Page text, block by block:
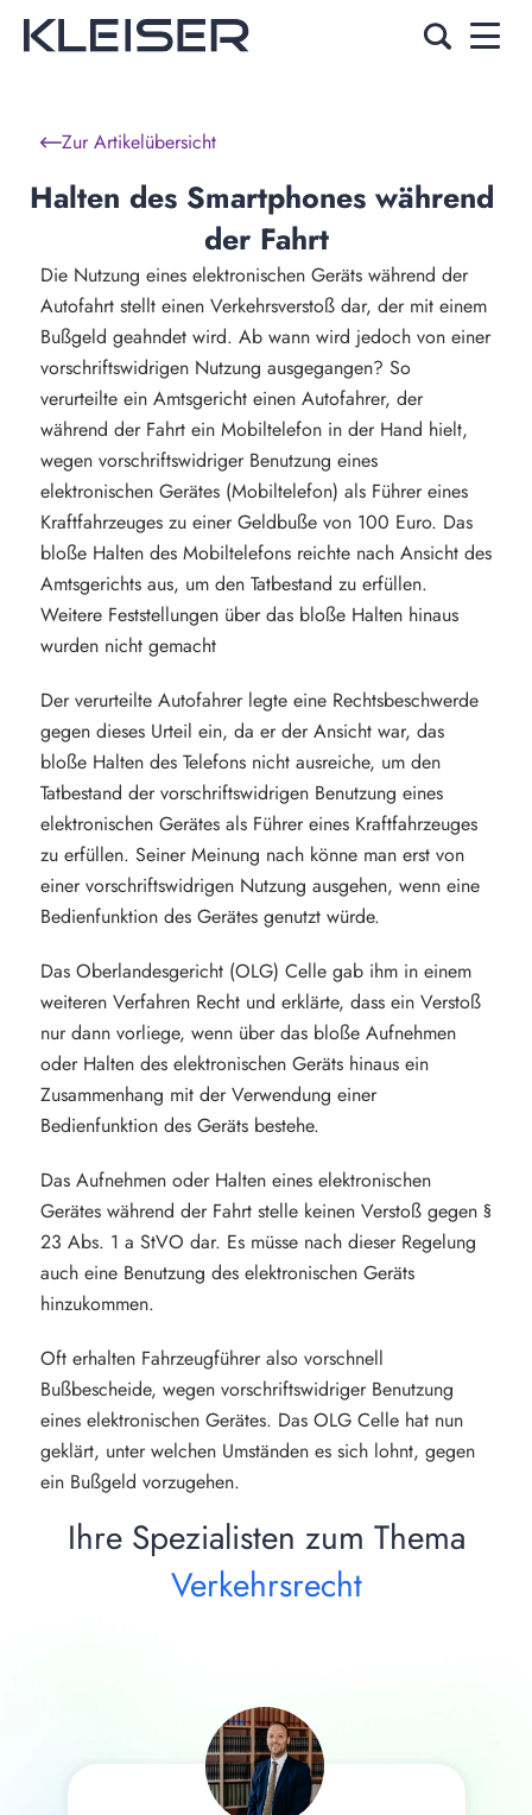
Zur Artikelübersicht
Halten des Smartphones während
der Fahrt
Die Nutzung eines elektronischen Geräts während der
Autofahrt stellt einen Verkehrsverstoß dar, der mit einem
Bußgeld geahndet wird. Ab wann wird jedoch von einer
vorschriftswidrigen Nutzung ausgegangen? So
verurteilte ein Amtsgericht einen Autofahrer, der
während der Fahrt ein Mobiltelefon in der Hand hielt,
wegen vorschriftswidriger Benutzung eines
elektronischen Gerätes (Mobiltelefon) als Führer eines
Kraftfahrzeuges zu einer Geldbuße von 100 Euro. Das
bloße Halten des Mobiltelefons reichte nach Ansicht des
Amtsgerichts aus, um den Tatbestand zu erfüllen.
Weitere Feststellungen über das bloße Halten hinaus
wurden nicht gemacht
Der verurteilte Autofahrer legte eine Rechtsbeschwerde
gegen dieses Urteil ein, da er der Ansicht war, das
bloße Halten des Telefons nicht ausreiche, um den
Tatbestand der vorschriftswidrigen Benutzung eines
elektronischen Gerätes als Führer eines Kraftfahrzeuges
zu erfüllen. Seiner Meinung nach könne man erst von
einer vorschriftswidrigen Nutzung ausgehen, wenn eine
Bedienfunktion des Gerätes genutzt würde.
Das Oberlandesgericht (OLG) Celle gab ihm in einem
weiteren Verfahren Recht und erklärte, dass ein Verstoß
nur dann vorliege, wenn über das bloße Aufnehmen
oder Halten des elektronischen Geräts hinaus ein
Zusammenhang mit der Verwendung einer
Bedienfunktion des Geräts bestehe.
Das Aufnehmen oder Halten eines elektronischen
Gerätes während der Fahrt stelle keinen Verstoß gegen §
23 Abs. 1 a StVO dar. Es müsse nach dieser Regelung
auch eine Benutzung des elektronischen Geräts
hinzukommen.
Oft erhalten Fahrzeugführer also vorschnell
Bußbescheide, wegen vorschriftswidriger Benutzung
eines elektronischen Gerätes. Das OLG Celle hat nun
geklärt, unter welchen Umständen es sich lohnt, gegen
ein Bußgeld vorzugehen.
Ihre Spezialisten zum Thema
Verkehrsrecht